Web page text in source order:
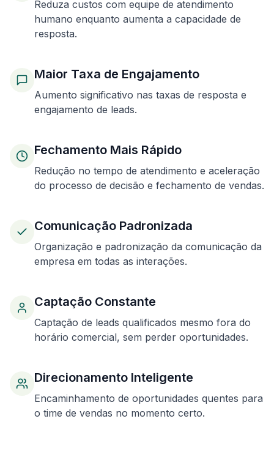
Reduza custos com equipe de atendimento
humano enquanto aumenta a capacidade de
resposta.
Maior Taxa de Engajamento
Aumento significativo nas taxas de resposta e
engajamento de leads.
Fechamento Mais Rápido
Redução no tempo de atendimento e aceleração
do processo de decisão e fechamento de vendas.
Comunicação Padronizada
Organização e padronização da comunicação da
empresa em todas as interações.
Captação Constante
Captação de leads qualificados mesmo fora do
horário comercial, sem perder oportunidades.
Direcionamento Inteligente
Encaminhamento de oportunidades quentes para
o time de vendas no momento certo.